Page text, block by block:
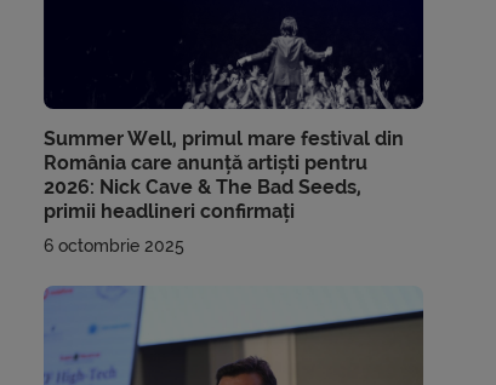
Summer Well, primul mare festival din
România care anunță artiști pentru
2026: Nick Cave & The Bad Seeds,
primii headlineri confirmați
6 octombrie 2025